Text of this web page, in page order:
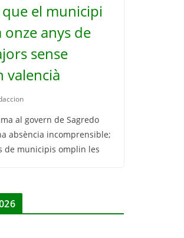
el municipi
onze anys de
sense
valencià
al govern de Sagredo
absència incomprensible;
de municipis omplin les